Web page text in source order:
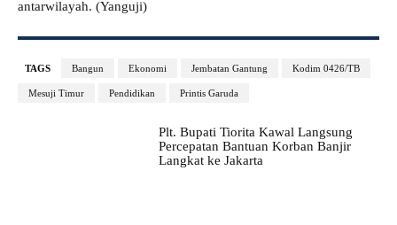
antarwilayah. (Yanguji)
TAGS Bangun Ekonomi Jembatan Gantung Kodim 0426/TB
Mesuji Timur Pendidikan Printis Garuda
Plt. Bupati Tiorita Kawal Langsung
Percepatan Bantuan Korban Banjir
Langkat ke Jakarta